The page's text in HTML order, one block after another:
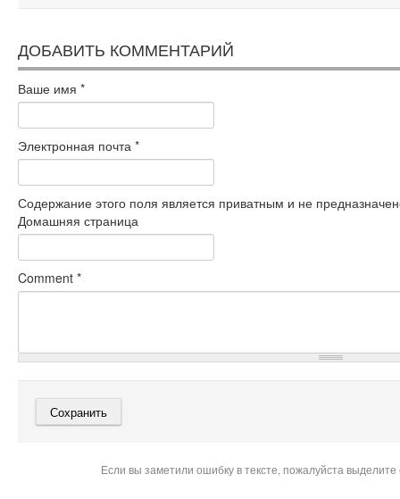
ДОБАВИТЬ КОММЕНТАРИЙ
Ваше имя *
Электронная почта *
Содержание этого поля является приватным и не
Домашняя страница
Comment *
Если вы заметили ошибку в тексте, пожалуйста